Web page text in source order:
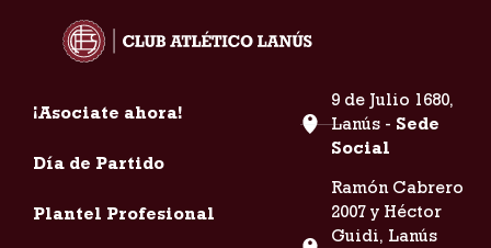
¡Asociate ahora!
Día de Partido
Plantel Profesional
9 de Julio 1680,
Lanús - Sede
Social
Ramón Cabrero
2007 y Héctor
Guidi, Lanús